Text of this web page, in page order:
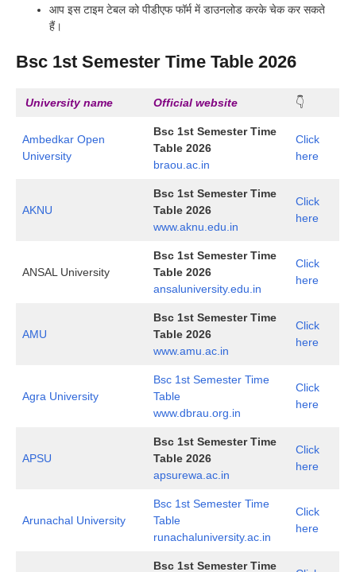
आप इस टाइम टेबल को पीडीएफ फॉर्म में डाउनलोड करके चेक कर सकते
हैं।
Bsc 1st Semester Time Table 2026
University name Official website 👇
Ambedkar Open
University
Bsc 1st Semester Time
Table 2026
braou.ac.in
Click
here
AKNU
Bsc 1st Semester Time
Table 2026
www.aknu.edu.in
Click
here
ANSAL University
Bsc 1st Semester Time
Table 2026
ansaluniversity.edu.in
Click
here
AMU
Bsc 1st Semester Time
Table 2026
www.amu.ac.in
Click
here
Agra University
Bsc 1st Semester Time
Table
www.dbrau.org.in
Click
here
APSU
Bsc 1st Semester Time
Table 2026
apsurewa.ac.in
Click
here
Arunachal University
Bsc 1st Semester Time
Table
runachaluniversity.ac.in
Click
here
Bsc 1st Semester Time